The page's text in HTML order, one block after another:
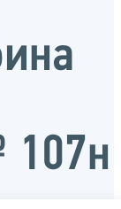
107н